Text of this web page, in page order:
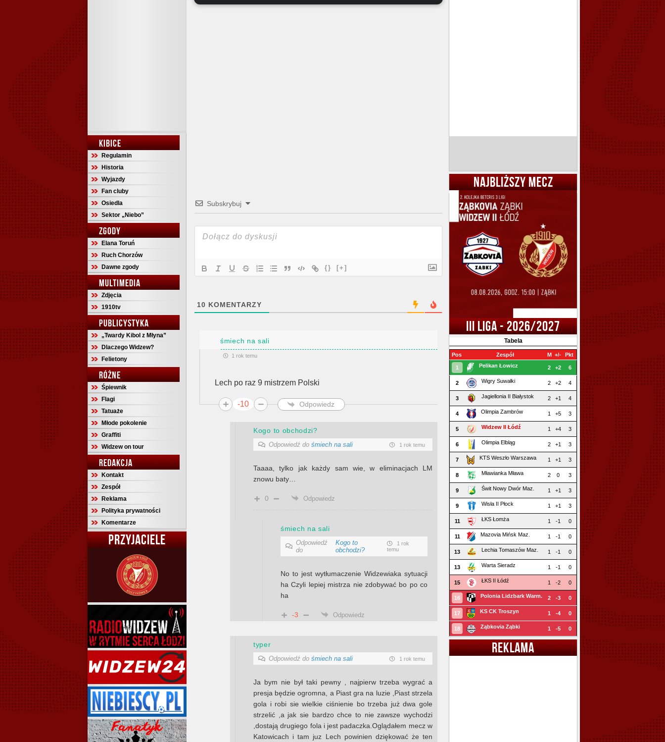
KIBICE
Regulamin
Historia
Wyjazdy
Fan cluby
Osiedla
Sektor „Niebo”
ZGODY
Elana Toruń
Ruch Chorzów
Dawne zgody
MULTIMEDIA
Zdjęcia
1910tv
PUBLICYSTYKA
„Twardy Kibol z Młyna”
Dlaczego Widzew?
Felietony
RÓŻNE
Śpiewnik
Flagi
Tatuaże
Młode pokolenie
Graffiti
Widzew on tour
REDAKCJA
Kontakt
Zespół
Reklama
Polityka prywatności
Komentarze
PRZYJACIELE
Subskrybuj
{} [+]
10 KOMENTARZY
śmiech na sali
1 rok temu
Lech po raz 9 mistrzem Polski
-10 Odpowiedz
Kogo to obchodzi?
Odpowiedź do śmiech na sali 1 rok temu
Taaaa, tylko jak każdy sam wie, w eliminacjach LM
znowu baty…
0 Odpowiedz
śmiech na sali
Odpowiedź
do
Kogo to
obchodzi?
1 rok
temu
No to jest wytłumaczenie Widzewiaka sytuacji
ha Czyli lepiej mistrza nie zdobywać bo po co
ha
-3 Odpowiedz
typer
Odpowiedź do śmiech na sali 1 rok temu
Ja bym nie był taki pewny , najpierw trzeba wygrać a
presja będzie ogromna, a Piast gra na luzie ,Piast strzela
gola i robi sie wielkie ciśnienie bo trzeba już dwa gole
strzelić ,a jak sie bardzo chce to nie zawsze wychodzi
,dostają drugiego fola i jest padaczka.Oglądałem mecz w
Katowicach i tam juz Lech powinien dziękować że ten
NAJBLIŻSZY MECZ
III LIGA - 2026/2027
Tabela
Pos Zespół M +/- Pkt
1 Pelikan Łowicz 2 +2 6
2 Wigry Suwałki 2 +2 4
3 Jagiellonia II Białystok 2 +1 4
4 Olimpia Zambrów 1 +5 3
5 Widzew II Łódź 1 +4 3
6 Olimpia Elbląg 2 +1 3
7 KTS Weszło Warszawa 1 +1 3
8 Mławianka Mława 2 0 3
9 Świt Nowy Dwór Maz. 1 +1 3
9 Wisła II Płock 1 +1 3
11 ŁKS Łomża 1 -1 0
11 Mazovia Mińsk Maz. 1 -1 0
13 Lechia Tomaszów Maz. 1 -1 0
13 Warta Sieradz 1 -1 0
15 ŁKS II Łódź 1 -2 0
16 Polonia Lidzbark Warm. 2 -3 0
17 KS CK Troszyn 1 -4 0
18 Ząbkovia Ząbki 1 -5 0
REKLAMA